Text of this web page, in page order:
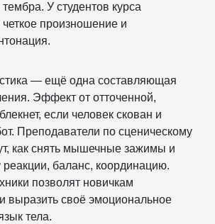
У студентов курса
произношение и
— ещё одна составляющая
Эффект от отточенной,
если человек скован и
Преподаватели по сценическому
как снять мышечные зажимы и
реакции, баланс, координацию.
позволят новичкам
выразить своё эмоциональное
тела.